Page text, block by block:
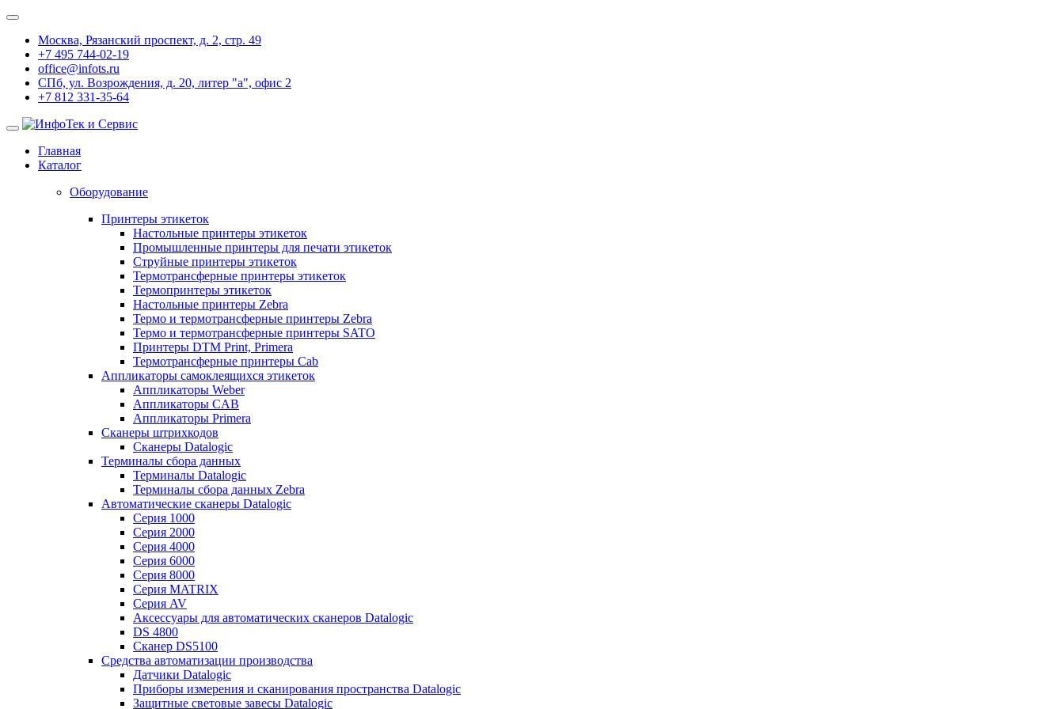
Москва, Рязанский проспект, д. 2, стр. 49
+7 495 744-02-19
office@infots.ru
СПб, ул. Возрождения, д. 20, литер "a", офис 2
+7 812 331-35-64
Главная
Каталог
Оборудование
Принтеры этикеток
Настольные принтеры этикеток
Промышленные принтеры для печати этикеток
Струйные принтеры этикеток
Термотрансферные принтеры этикеток
Термопринтеры этикеток
Настольные принтеры Zebra
Термо и термотрансферные принтеры Zebra
Термо и термотрансферные принтеры SATO
Принтеры DTM Print, Primera
Термотрансферные принтеры Cab
Аппликаторы самоклеящихся этикеток
Аппликаторы Weber
Аппликаторы CAB
Аппликаторы Primera
Сканеры штрихкодов
Сканеры Datalogic
Терминалы сбора данных
Терминалы Datalogic
Терминалы сбора данных Zebra
Автоматические сканеры Datalogic
Серия 1000
Серия 2000
Серия 4000
Серия 6000
Серия 8000
Серия MATRIX
Серия AV
Аксессуары для автоматических сканеров Datalogic
DS 4800
Сканер DS5100
Средства автоматизации производства
Датчики Datalogic
Приборы измерения и сканирования пространства Datalogic
Защитные световые завесы Datalogic